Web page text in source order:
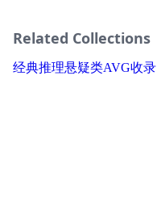
Related Collections
经典推理悬疑类AVG收录